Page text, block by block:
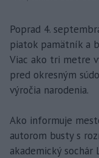
Poprad 4.
piatok pamätník a
Viac ako tri metre
pred okresným
výročia narodenia.
Ako informuje
autorom busty s
akademický sochár